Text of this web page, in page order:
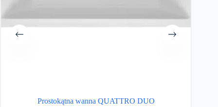
Prostokątna wanna QUATTRO DUO